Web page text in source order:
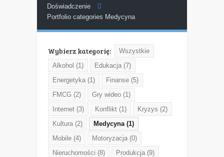
Doświadczenie
Portfolio categories Medycyna
Wybierz kategorię:
Wszystkie
Alkohol (1) Edukacja (7)
Energetyka (1) Finanse (5)
FMCG (2) Gry wideo (1)
Internet (3) Konflikt (1) Kryzys (2)
Kultura (2) Medycyna (1)
Mobile (4) Motoryzacja (0)
Nieruchomości (8) Produkcja (9)